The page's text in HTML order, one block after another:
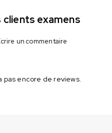
clients examens
un commentaire
pas encore de reviews.